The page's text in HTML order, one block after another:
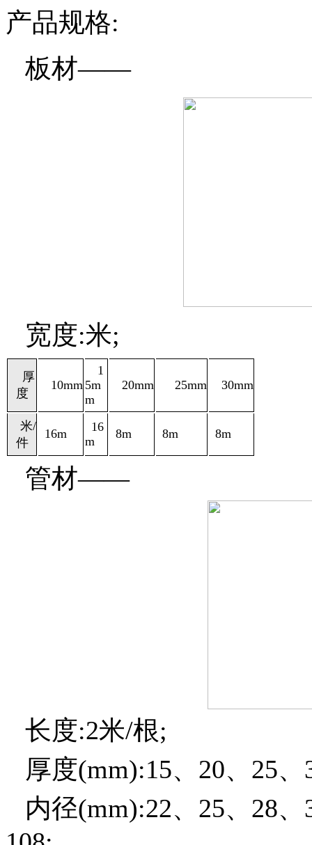
产品规格:
板材——
宽度:米;
厚
度
10mm
1
5m
m
20mm 25mm 30mm
米/
件
16m
16
m
8m 8m 8m
管材——
长度:2米/根;
厚度(mm):15、 20、 25、
内径(mm):22、 25、 28、